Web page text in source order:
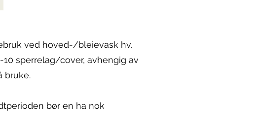
ved hoved-/bleievask hv.
sperrelag/cover, avhengig av
bruke.
bør en ha nok